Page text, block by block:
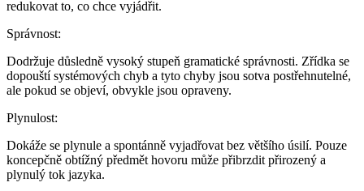
redukovat to, co chce vyjádřit.
Správnost:
Dodržuje důsledně vysoký stupeň gramatické správnosti. Zřídka se
dopouští systémových chyb a tyto chyby jsou sotva postřehnutelné,
ale pokud se objeví, obvykle jsou opraveny.
Plynulost:
Dokáže se plynule a spontánně vyjadřovat bez většího úsilí. Pouze
koncepčně obtížný předmět hovoru může přibrzdit přirozený a
plynulý tok jazyka.